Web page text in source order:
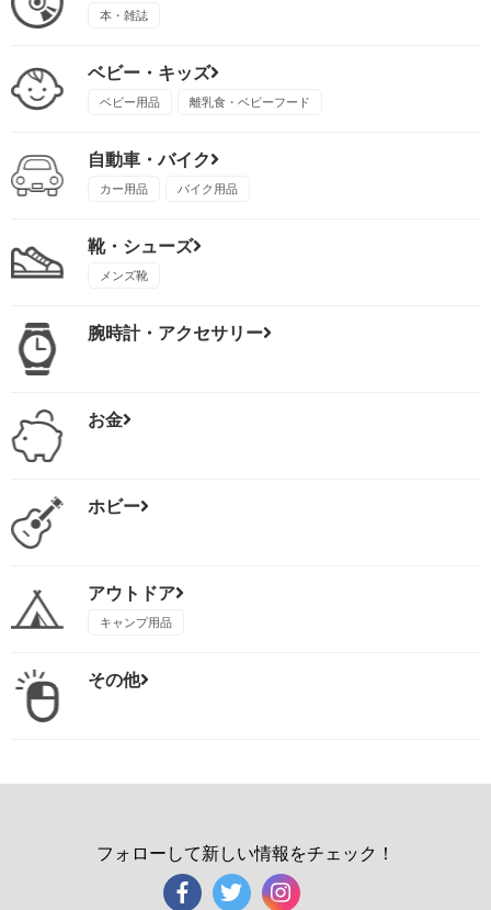
本・雑誌
ベビー・キッズ
ベビー用品 離乳食・ベビーフード
自動車・バイク
カー用品 バイク用品
靴・シューズ
メンズ靴
腕時計・アクセサリー
お金
ホビー
アウトドア
キャンプ用品
その他
フォローして新しい情報をチェック！